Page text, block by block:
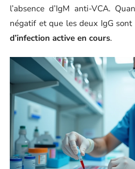
l’absence d’IgM anti-VCA.
négatif et que les deux IgG sont
d’infection active en cours.